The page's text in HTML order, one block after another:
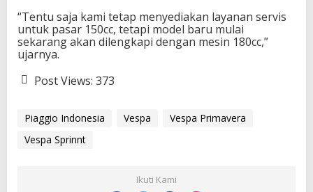
“Tentu saja kami tetap menyediakan layanan servis
untuk pasar 150cc, tetapi model baru mulai
sekarang akan dilengkapi dengan mesin 180cc,”
ujarnya.
Post Views: 373
Piaggio Indonesia Vespa
Vespa Primavera
Vespa Sprinnt
Ikuti Kami